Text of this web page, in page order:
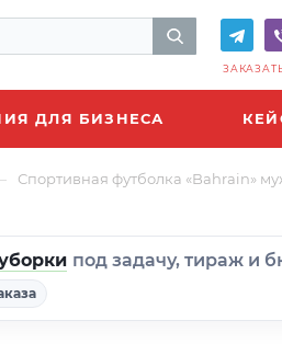
ДЛЯ БИЗНЕСА
Спортивная футболка «Bahrain»
под задачу, тираж и